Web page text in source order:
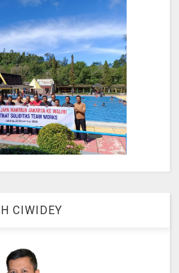
CIWIDEY